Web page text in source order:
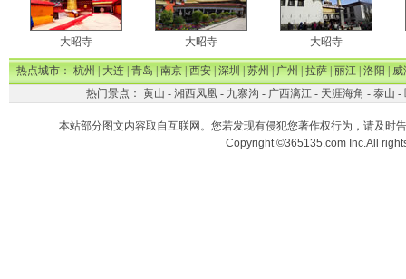
大昭寺 大昭寺 大昭寺
热点城市：杭州|大连|青岛|南京|西安|深圳|苏州|广州|拉萨|丽江|洛阳|威
热门景点： 黄山 - 湘西凤凰- 九寨沟 - 广西漓江- 天涯海角 - 泰山 -
本站部分图文内容取自互联网。您若发现有侵犯您著作权行为，请及时
Copyright ©365135.com Inc.All